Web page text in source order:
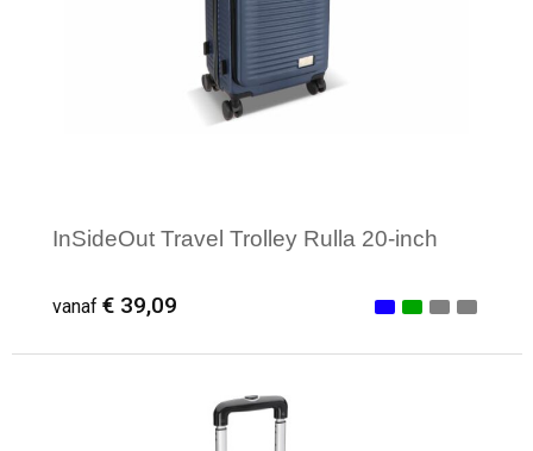
InSideOut Travel Trolley Rulla 20-inch
vanaf € 39,09
Minimale afname: 1